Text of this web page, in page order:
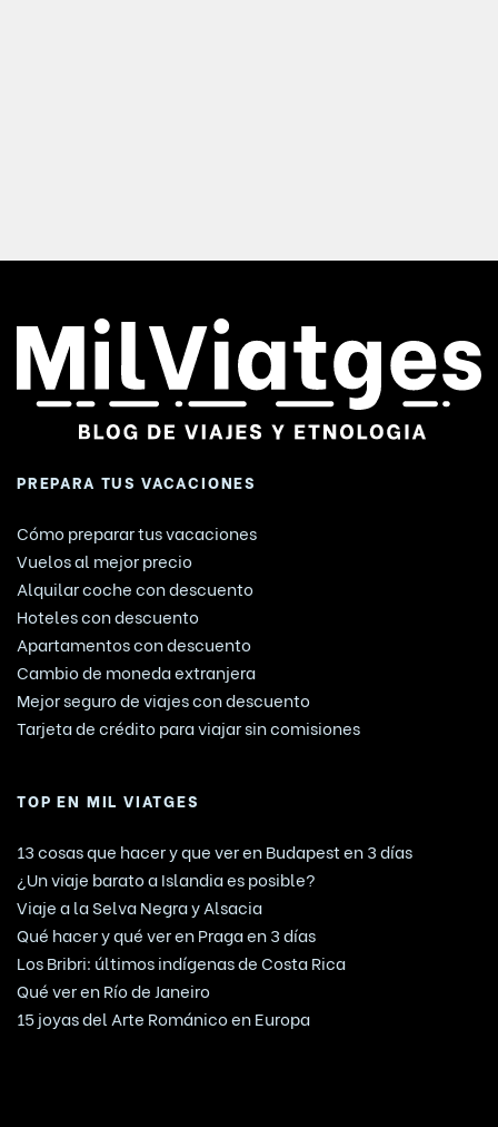
PREPARA TUS VACACIONES
Cómo preparar tus vacaciones
Vuelos al mejor precio
Alquilar coche con descuento
Hoteles con descuento
Apartamentos con descuento
Cambio de moneda extranjera
Mejor seguro de viajes con descuento
Tarjeta de crédito para viajar sin comisiones
TOP EN MIL VIATGES
13 cosas que hacer y que ver en Budapest en 3 días
¿Un viaje barato a Islandia es posible?
Viaje a la Selva Negra y Alsacia
Qué hacer y qué ver en Praga en 3 días
Los Bribri: últimos indígenas de Costa Rica
Qué ver en Río de Janeiro
15 joyas del Arte Románico en Europa